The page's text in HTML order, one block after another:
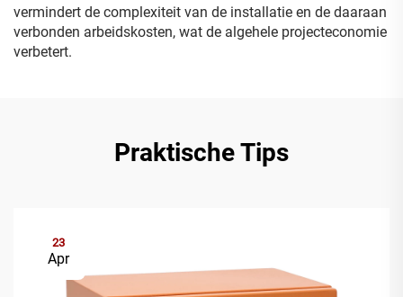
vermindert de complexiteit van de installatie en de daaraan
verbonden arbeidskosten, wat de algehele projecteconomie
verbetert.
Praktische Tips
23
Apr